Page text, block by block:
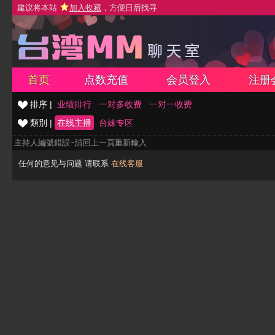
建议将本站 加入收藏 ，方便日后找寻
首页 点数充值 会员登入 注册
排序 | 业绩排行 一对多收费
一对一收费
類別 | 在线主播 台妹专区
主持人編號錯誤~請回上一頁重新輸入
任何的意见与问题 请联系 在线客服